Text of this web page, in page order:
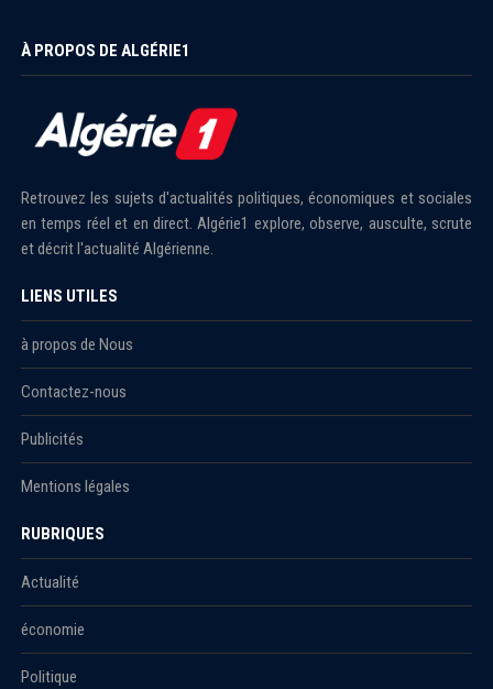
À PROPOS DE ALGÉRIE1
Retrouvez les sujets d'actualités politiques, économiques et sociales
en temps réel et en direct. Algérie1 explore, observe, ausculte, scrute
et décrit l'actualité Algérienne.
LIENS UTILES
à propos de Nous
Contactez-nous
Publicités
Mentions légales
RUBRIQUES
Actualité
économie
Politique